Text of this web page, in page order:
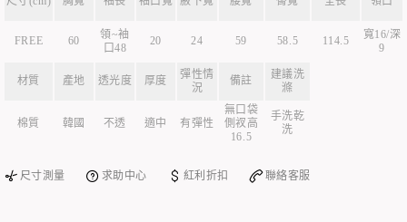
FREE 60
領~袖
口48
20 24 59 58.5 114.5
寬16/深
9
材質 產地 透光度 厚度
彈性情
況
備註
建議洗
滌
棉質 韓國 不透 適中 有彈性
無口袋
側衩高
16.5
手洗乾
洗
尺寸測量 求助中心 紅利折扣 聯絡客服